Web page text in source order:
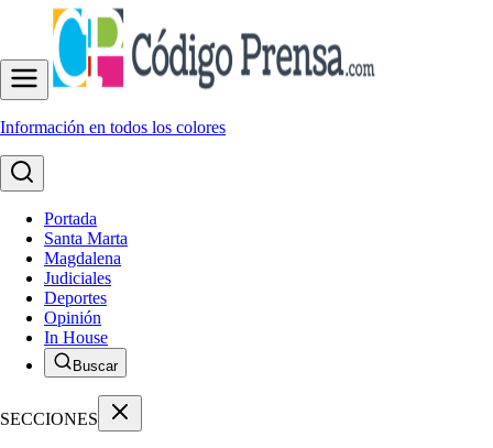
Información en todos los colores
Portada
Santa Marta
Magdalena
Judiciales
Deportes
Opinión
In House
Buscar
SECCIONES